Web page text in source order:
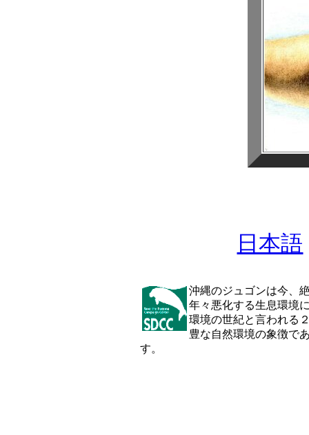
日本語
沖縄のジュゴンは今、
年々悪化する生息環境
環境の世紀と言われる
豊な自然環境の象徴で
す。